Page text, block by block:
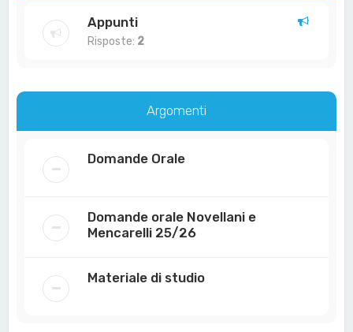
Appunti
Risposte: 2
Argomenti
Domande Orale
Domande orale Novellani e
Mencarelli 25/26
Materiale di studio